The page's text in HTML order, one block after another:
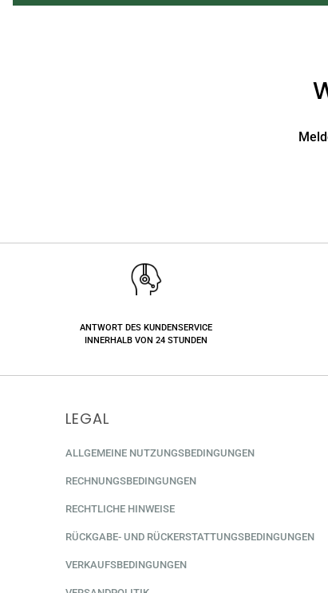
ANTWORT DES KUNDENSERVICE
INNERHALB VON 24 STUNDEN
LEGAL
ALLGEMEINE NUTZUNGSBEDINGUNGEN
RECHNUNGSBEDINGUNGEN
RECHTLICHE HINWEISE
RÜCKGABE- UND RÜCKERSTATTUNGSBEDINGUNGEN
VERKAUFSBEDINGUNGEN